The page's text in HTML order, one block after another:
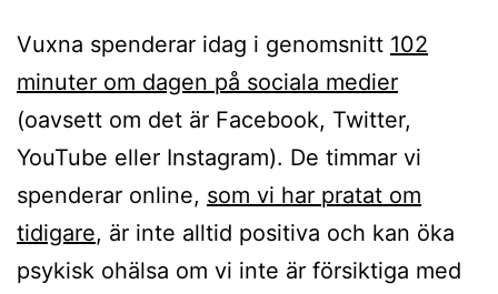
Vuxna spenderar idag i genomsnitt 102
minuter om dagen på sociala medier
(oavsett om det är Facebook, Twitter,
YouTube eller Instagram). De timmar vi
spenderar online, som vi har pratat om
tidigare, är inte alltid positiva och kan öka
psykisk ohälsa om vi inte är försiktiga med